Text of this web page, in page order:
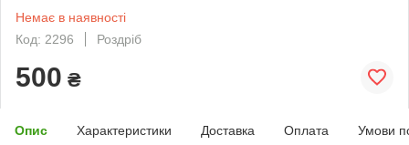
Немає в наявності
Код: 2296
Роздріб
500 ₴
Опис Характеристики Доставка Оплата Умови